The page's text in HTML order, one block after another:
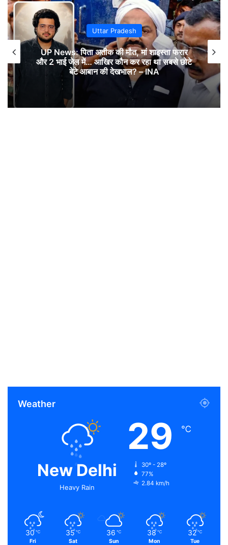
Uttar Pradesh
UP News: पिता अतीक की मौत, मां शाइस्ता फरार
और 2 भाई जेल में… आखिर कौन कर रहा था सबसे छोटे
बेटे आबान की देखभाल? – INA
Weather
New Delhi
Heavy Rain
29 ℃
30º - 28º
77%
2.84 km/h
30 ℃
Fri
35 ℃
Sat
36 ℃
Sun
38 ℃
Mon
32 ℃
Tue